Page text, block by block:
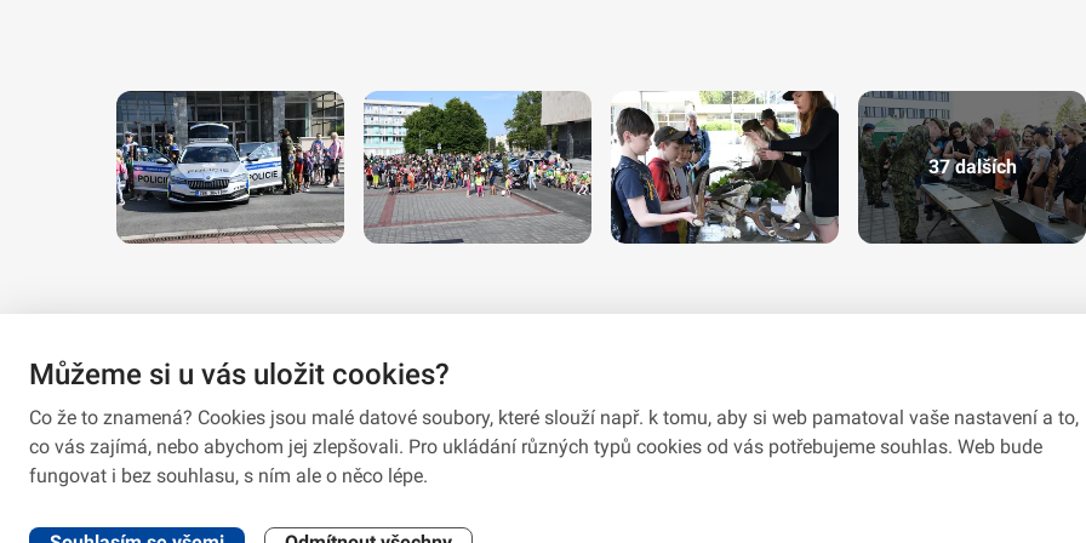
37 dalších
2026 © VeV-VA Vyškov • Informace jsou poskytovány v souladu se zákonem č.
Můžeme si u vás uložit cookies?
Co že to znamená? Cookies jsou malé datové soubory, které slouží např. k tomu, aby si web pamatoval vaše nastavení a to,
co vás zajímá, nebo abychom jej zlepšovali. Pro ukládání různých typů cookies od vás potřebujeme souhlas. Web bude
fungovat i bez souhlasu, s ním ale o něco lépe.